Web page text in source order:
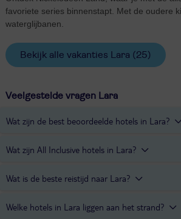
favoriete series binnenstapt. Met de oudere
waterglijbanen.
Bekijk alle vakanties Lara (25)
Veelgestelde vragen Lara
Wat zijn de best beoordeelde hotels in Lara?
De best beoordeelde hotels in Lara zijn
Wat zijn All Inclusive hotels in Lara?
Baia LaraenLara Barut Collectionzijn All
Wat is de beste reistijd naar Lara?
De beste reistijd naar Lara is van april tot en
Welke hotels in Lara liggen aan het strand?